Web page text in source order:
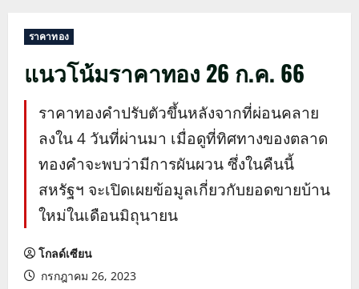
ราคาทอง
แนวโน้มราคาทอง 26 ก.ค. 66
ราคาทองคำปรับตัวขึ้นหลังจากที่ผ่อนคลาย
ลงใน 4 วันที่ผ่านมา เมื่อดูที่ทิศทางของตลาด
ทองคำจะพบว่ามีการผันผวน ซึ่งในคืนนี้
สหรัฐฯ จะเปิดเผยข้อมูลเกี่ยวกับยอดขายบ้าน
ใหม่ในเดือนมิถุนายน
โกลด์เซียน
กรกฎาคม 26, 2023